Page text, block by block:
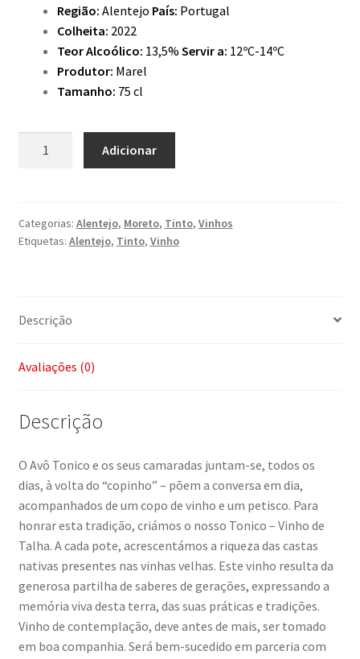
Região: Alentejo País: Portugal
Colheita: 2022
Teor Alcoólico: 13,5% Servir a: 12ºC-14ºC
Produtor: Marel
Tamanho: 75 cl
de
Talha
Adicionar
Categorias: Alentejo, Moreto, Tinto, Vinhos
Etiquetas: Alentejo, Tinto, Vinho
Descrição
Avaliações (0)
Descrição
O Avô Tonico e os seus camaradas juntam-se, todos os
dias, à volta do “copinho” – põem a conversa em dia,
acompanhados de um copo de vinho e um petisco. Para
honrar esta tradição, criámos o nosso Tonico – Vinho de
Talha. A cada pote, acrescentámos a riqueza das castas
nativas presentes nas vinhas velhas. Este vinho resulta da
generosa partilha de saberes de gerações, expressando a
memória viva desta terra, das suas práticas e tradições.
Vinho de contemplação, deve antes de mais, ser tomado
em boa companhia. Será bem-sucedido em parceria com